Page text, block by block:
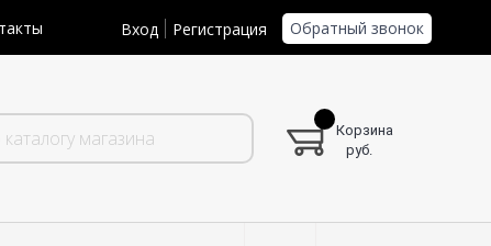
Вход Регистрация Обратный звонок
Корзина
руб.